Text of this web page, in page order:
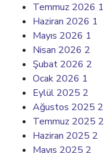
Temmuz 2026 1
Haziran 2026 1
Mayıs 2026 1
Nisan 2026 2
Şubat 2026 2
Ocak 2026 1
Eylül 2025 2
Ağustos 2025 2
Temmuz 2025 2
Haziran 2025 2
Mayıs 2025 2